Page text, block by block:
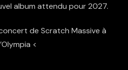
album attendu pour 2027.
de Scratch Massive à
<